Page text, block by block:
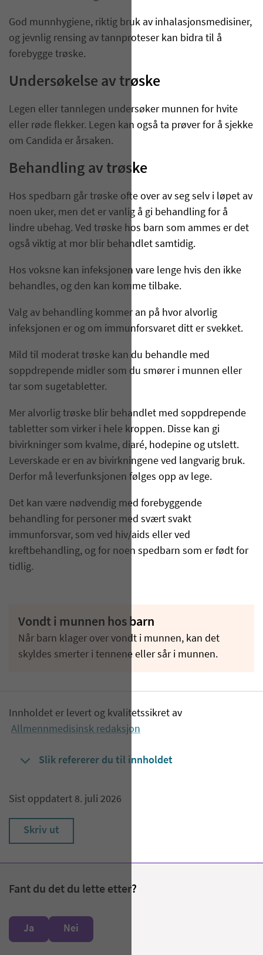
God munnhygiene, riktig bruk av inhalasjonsmedisiner,
og jevnlig rensing av tannproteser kan bidra til å
forebygge trøske.
Undersøkelse av trøske
Legen eller tannlegen undersøker munnen for hvite
eller røde flekker. Legen kan også ta prøver for å sjekke
om Candida er årsaken.
Behandling av trøske
Hos spedbarn går trøske ofte over av seg selv i løpet av
noen uker, men det er vanlig å gi behandling for å
lindre ubehag. Ved trøske hos barn som ammes er det
også viktig at mor blir behandlet samtidig.
Hos voksne kan infeksjonen vare lenge hvis den ikke
behandles, og den kan komme tilbake.
Valg av behandling kommer an på hvor alvorlig
infeksjonen er og om immunforsvaret ditt er svekket.
Mild til moderat trøske kan du behandle med
soppdrepende midler som du smører i munnen eller
tar som sugetabletter.
Mer alvorlig trøske blir behandlet med soppdrepende
tabletter som virker i hele kroppen. Disse kan gi
bivirkninger som kvalme, diaré, hodepine og utslett.
Leverskade er en av bivirkningene ved langvarig bruk.
Derfor må leverfunksjonen følges opp av lege.
Det kan være nødvendig med forebyggende
behandling for personer med svært svakt
immunforsvar, som ved hiv/aids eller ved
kreftbehandling, og for noen spedbarn som er født for
tidlig.
Vondt i munnen hos barn
Når barn klager over vondt i munnen, kan det
skyldes smerter i tennene eller sår i munnen.
Innholdet er levert og kvalitetssikret av
Allmennmedisinsk redaksjon
Slik refererer du til innholdet
Sist oppdatert 8. juli 2026
Skriv ut
Fant du det du lette etter?
Ja Nei